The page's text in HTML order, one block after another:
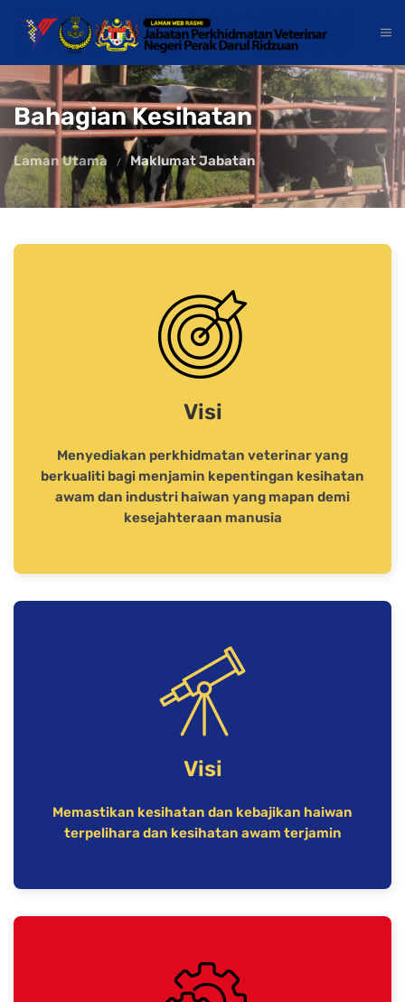
Bahagian Kesihatan
Laman Utama Maklumat Jabatan
Visi
Menyediakan perkhidmatan veterinar yang
berkualiti bagi menjamin kepentingan kesihatan
awam dan industri haiwan yang mapan demi
kesejahteraan manusia
Visi
Memastikan kesihatan dan kebajikan haiwan
terpelihara dan kesihatan awam terjamin